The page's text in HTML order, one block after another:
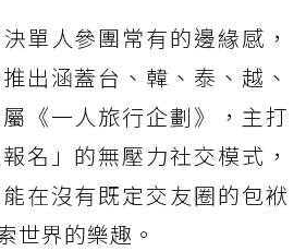
單人參團常有的邊緣感，
出涵蓋台、韓、泰、越、
《一人旅行企劃》，主打
名」的無壓力社交模式，
在沒有既定交友圈的包袱
世界的樂趣。